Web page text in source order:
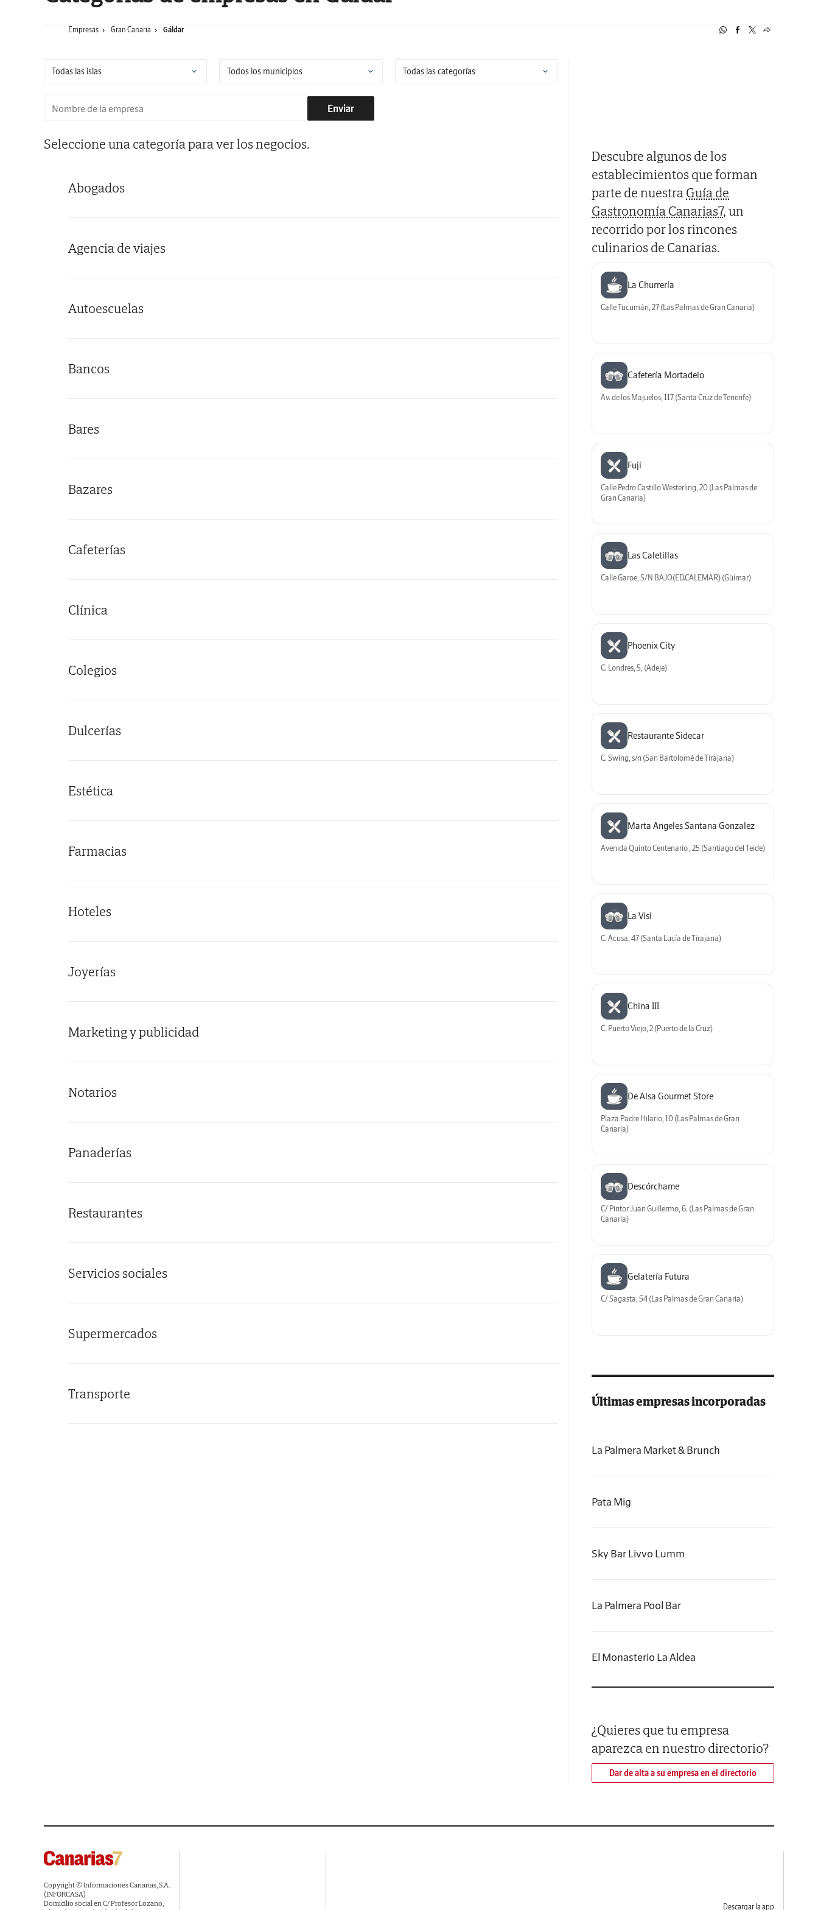
Empresas Gran Canaria Gáldar
Enviar
Seleccione una categoría para ver los negocios.
Abogados
Agencia de viajes
Autoescuelas
Bancos
Bares
Bazares
Cafeterías
Clínica
Colegios
Dulcerías
Estética
Farmacias
Hoteles
Joyerías
Marketing y publicidad
Notarios
Panaderías
Restaurantes
Servicios sociales
Supermercados
Transporte
Descubre algunos de los
establecimientos que forman
parte de nuestraGuía de
Gastronomía Canarias7, un
recorrido por los rincones
culinarios de Canarias.
La Churrería
Calle Tucumán, 27 (Las Palmas de Gran Canaria)
Cafetería Mortadelo
Av. de los Majuelos, 117 (Santa Cruz de Tenerife)
Fuji
Calle Pedro Castillo Westerling, 20 (Las Palmas de
Gran Canaria)
Las Caletillas
Calle Garoe, S/N BAJO(ED.CALEMAR) (Güímar)
Phoenix City
C. Londres, 5, (Adeje)
Restaurante Sidecar
C. Swing, s/n (San Bartolomé de Tirajana)
Marta Angeles Santana Gonzalez
Avenida Quinto Centenario , 25 (Santiago del Teide)
La Visi
C. Acusa, 47 (Santa Lucía de Tirajana)
China III
C. Puerto Viejo, 2 (Puerto de la Cruz)
De Alsa Gourmet Store
Plaza Padre Hilario, 10 (Las Palmas de Gran
Canaria)
Descórchame
C/ Pintor Juan Guillermo, 6. (Las Palmas de Gran
Canaria)
Gelatería Futura
C/ Sagasta, 54 (Las Palmas de Gran Canaria)
Últimas empresas incorporadas
La Palmera Market & Brunch
Pata Mig
Sky Bar Livvo Lumm
La Palmera Pool Bar
El Monasterio La Aldea
¿Quieres que tu empresa
aparezca en nuestro directorio?
Dar de alta a su empresa en el directorio
Copyright © Informaciones Canarias, S.A.
(INFORCASA)
Domicilio social en C/ Profesor Lozano,
Descargar la app